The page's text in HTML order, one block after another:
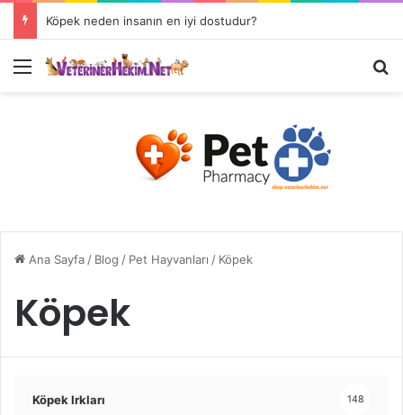
Veteriner Hekimlerin Çalışma Alanları Nelerdir?
Ana Sayfa/ Blog / Pet Hayvanları / Köpek
Köpek
Köpek Irkları 148